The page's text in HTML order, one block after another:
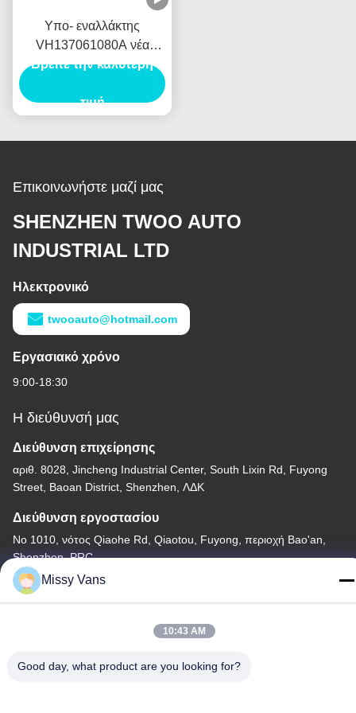
Υπο- εναλλάκτης
VH137061080A νέα
Ολλανδία E385 E215
Assy ζυγωμάτων για
Βρείτε την καλύτερη
τιμή
Επικοινωνήστε μαζί μας
SHENZHEN TWOO AUTO
INDUSTRIAL LTD
Ηλεκτρονικό
twooauto@hotmail.com
Εργασιακό χρόνο
9:00-18:30
Η διεύθυνσή μας
Διεύθυνση επιχείρησης
αριθ. 8028, Jincheng Industrial Center, South Lixin Rd, Fuyong
Street, Baoan District, Shenzhen, ΛΔΚ
Διεύθυνση εργοστασίου
Νο 1010, νότος Qiaohe Rd, Qiaotou, Fuyong, περιοχή Bao'an,
Shenzhen, PRC
Τηλεφώνημα
Missy Vans
10:43 AM
Good day, what product are you looking for?